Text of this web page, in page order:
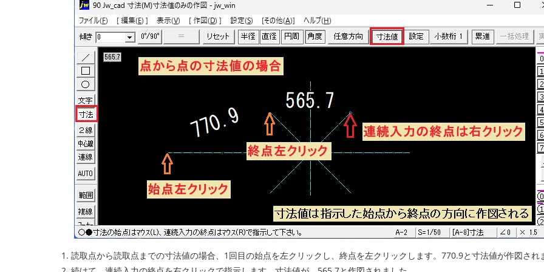
読取点から読取点までの寸法値の場合、1回目の始点を左クリックし、終点を左クリックします。770.9と寸法値が作図され